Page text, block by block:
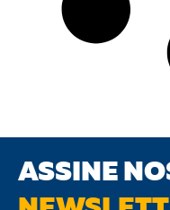
ASSINE